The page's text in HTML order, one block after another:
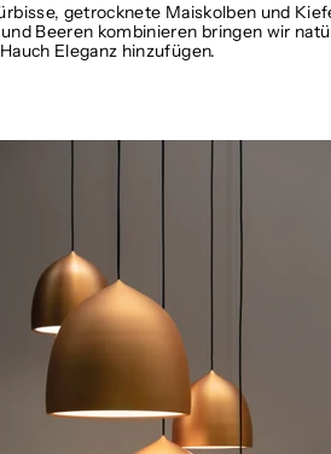
getrocknete Maiskolben und
Beeren kombinieren bringen wir
Eleganz hinzufügen.